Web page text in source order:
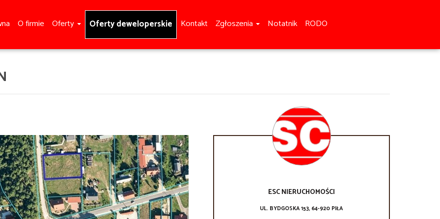
O firmie Oferty Oferty deweloperskie Kontakt Zgłoszenia Notatnik RODO
ESC NIERUCHOMOŚCI
UL. BYDGOSKA 153, 64-920 PIŁA